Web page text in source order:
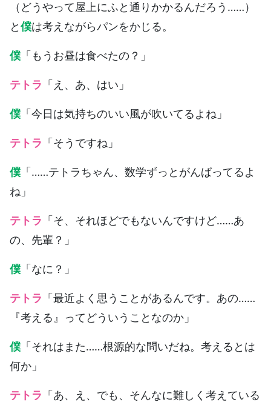
（どうやって屋上にふと通りかかるんだろう……）
と僕は考えながらパンをかじる。
僕 「もうお昼は食べたの？」
テトラ 「え、あ、はい」
僕 「今日は気持ちのいい風が吹いてるよね」
テトラ 「そうですね」
僕 「……テトラちゃん、数学ずっとがんばってるよ
ね」
テトラ 「そ、それほどでもないんですけど……あ
の、先輩？」
僕 「なに？」
テトラ 「最近よく思うことがあるんです。あの……
『考える』ってどういうことなのか」
僕 「それはまた……根源的な問いだね。考えるとは
何か」
テトラ 「あ、え、でも、そんなに難しく考えている